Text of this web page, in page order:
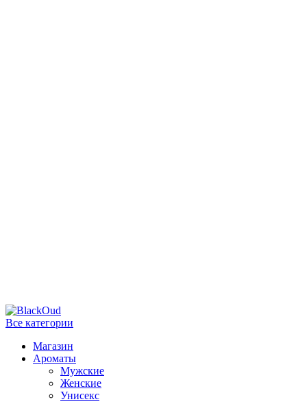
Все категории
Магазин
Ароматы
Мужские
Женские
Унисекс